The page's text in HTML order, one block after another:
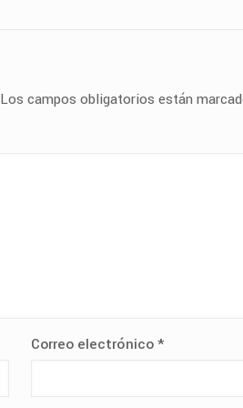
Los campos obligatorios están
Correo electrónico*